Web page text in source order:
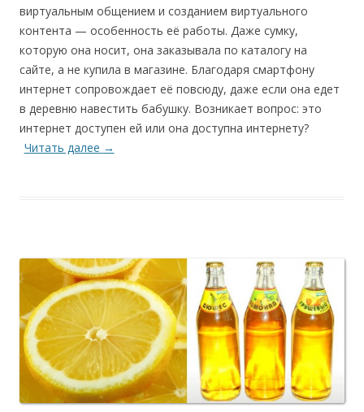
виртуальным общением и созданием виртуального
контента — особенность её работы. Даже сумку,
которую она носит, она заказывала по каталогу на
сайте, а не купила в магазине. Благодаря смартфону
интернет сопровождает её повсюду, даже если она едет
в деревню навестить бабушку. Возникает вопрос: это
интернет доступен ей или она доступна интернету?
Читать далее →